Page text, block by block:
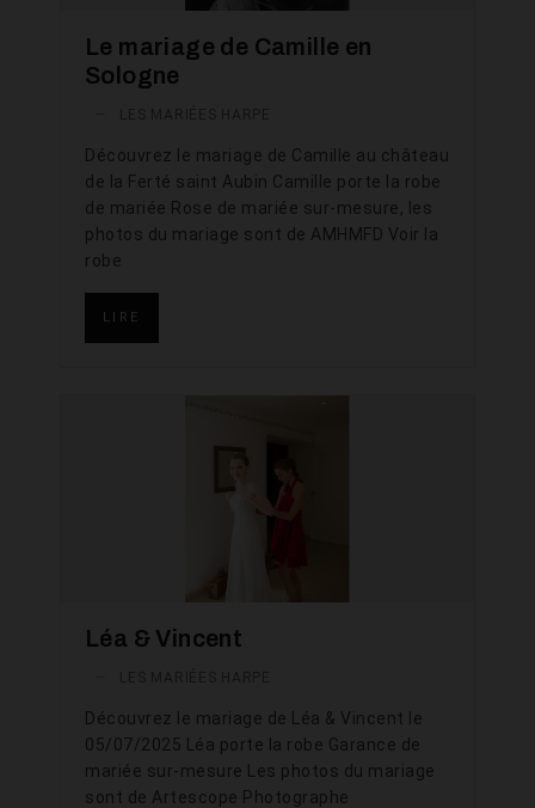
Le mariage de Camille en
Sologne
Découvrez le mariage de Camille au château
de la Ferté saint Aubin Camille porte la robe
de mariée Rose de mariée sur-mesure, les
photos du mariage sont de AMHMFD Voir la
robe
LIRE
Léa & Vincent
Découvrez le mariage de Léa & Vincent le
05/07/2025 Léa porte la robe Garance de
mariée sur-mesure Les photos du mariage
sont de Artescope Photographe